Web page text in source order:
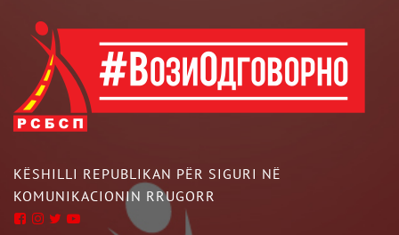
KËSHILLI REPUBLIKAN PËR SIGURI NË
KOMUNIKACIONIN RRUGORR